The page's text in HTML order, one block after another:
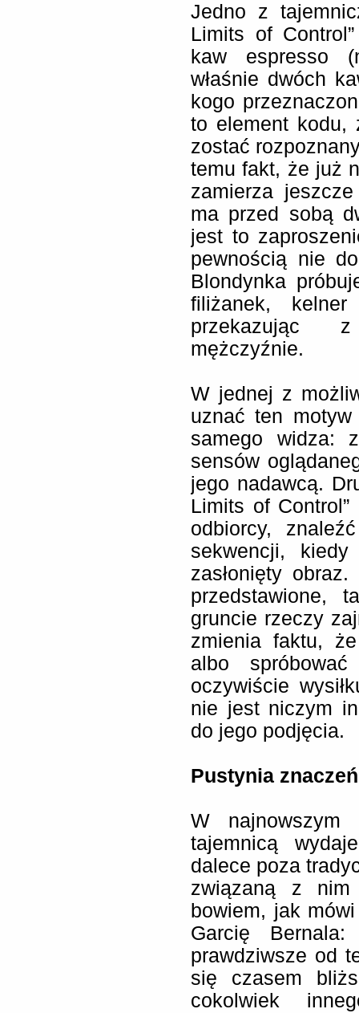
Jedno z
Limits of
kaw espresso
właśnie dwóch
kogo
to element kodu,
zostać
temu fakt, że już
zamierza
ma przed sobą
jest to
pewnością nie
Blondynka
filiżanek,
przekazując
mężczyźnie.
W jednej z
uznać ten
samego widza:
sensów
jego nadawcą.
Limits of
odbiorcy,
sekwencji,
zasłonięty
gruncie rzeczy
zmienia faktu,
albo
oczywiście
nie jest niczym
do jego podjęcia.
Pustynia znaczeń
W najnowszym
tajemnicą
dalece poza
związaną z nim
bowiem, jak
Garcię
prawdziwsze od
się czasem
cokolwiek